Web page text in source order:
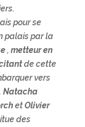
pour se
palais par la
, metteur en
de cette
vers
Natacha
etOlivier
des